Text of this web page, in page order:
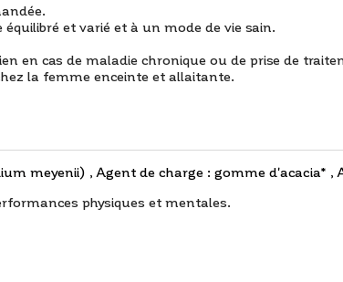
et varié et à un mode de vie sain.
en cas de maladie chronique ou de prise de
la femme enceinte et allaitante.
meyenii) , Agent de charge : gomme d'acacia*
physiques et mentales.